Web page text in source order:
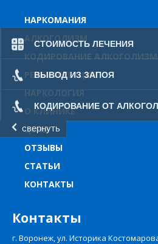
СТОИМОСТЬ ЛЕЧЕНИЯ
ВЫВОД ИЗ ЗАПОЯ
КОДИРОВАНИЕ ОТ
свернуть
НАРКОМАНИЯ
АЛКОГОЛИЗМ
КОДИРОВАНИЕ
РЕАБИЛИТАЦИЯ
НАРКОЛОГИЯ
О КЛИНИКЕ
ЦЕНЫ
ОТЗЫВЫ
СТАТЬИ
КОНТАКТЫ
Контакты
г. Воронеж, ул. Историка